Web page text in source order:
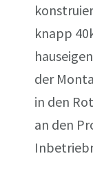
knapp
der
in den
an den